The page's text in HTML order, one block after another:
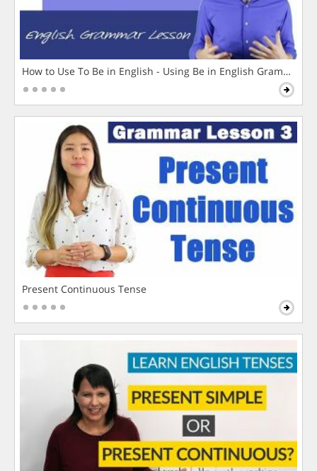
How to Use To Be in English - Using Be in English Grammar
Present Continuous Tense